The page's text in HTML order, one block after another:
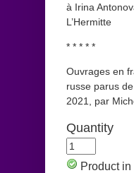
à Irina
L’Hermitte
* * * * *
Ouvrages en
russe parus
2021, par
Quantity
Product in